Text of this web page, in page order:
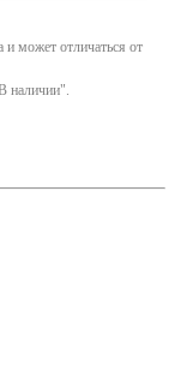
и может отличаться от
наличии".